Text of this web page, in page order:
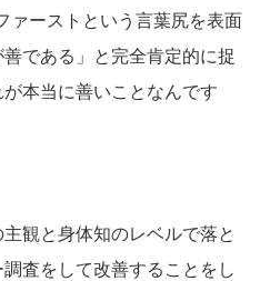
ァーストという言葉尻を表面
である」と完全肯定的に捉
本当に善いことなんです
観と身体知のレベルで落と
査をして改善することをし